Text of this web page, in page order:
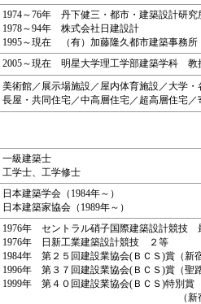
1974～76年 丹下健三・都市・建築設計研究
1978～94年 株式会社日建設計
1995～現在 （有）加藤隆久都市建築事務所
2005～現在 明星大学理工学部建築学科 教
美術館／展示場施設／屋内体育施設／大学
長屋・共同住宅／中高層住宅／超高層住宅／
一級建築士
工学士、工学修士
日本建築学会（1984年～）
日本建築家協会（1989年～）
1976年 セントラル硝子国際建築設計競技
1976年 日新工業建築設計競技 ２等
1984年 第２５回建設業協会(ＢＣＳ)賞（新
1996年 第３７回建設業協会(ＢＣＳ)賞（聖
1999年 第４０回建設業協会(ＢＣＳ)特別賞
（新宿南口ＪＲ・小